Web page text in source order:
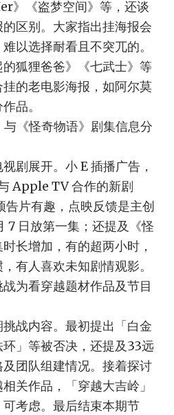
》《盗梦空间》等，还谈
区别。大家指出挂海报会
以选择耐看且不突兀的。
狐狸爸爸》《七武士》等
的老电影海报，如阿尔莫
品。
《怪奇物语》剧集信息分
剧展开。小 E 插播广告，
Apple TV 合作的新剧
告片有趣，点映反馈是主创
7 日放第一集；还提及《怪
长增加，有的超两小时，
有人喜欢未知剧情观影。
为看穿越题材作品及节目
战内容。最初提出「白金
」等被否决，还提及33远
团队组建情况。接着探讨
关作品，「穿越大吉岭」
考虑。最后结束本期节